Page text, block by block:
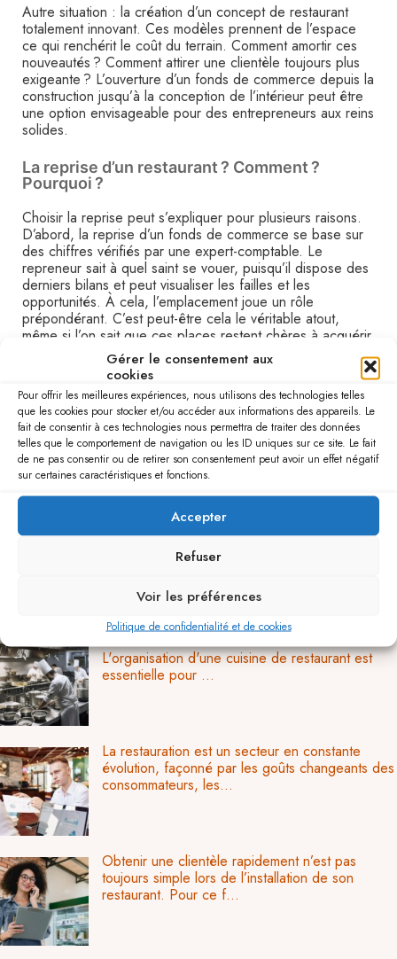
Gérer le consentement aux
cookies
Pour offrir les meilleures expériences, nous utilisons des technologies telles
que les cookies pour stocker et/ou accéder aux informations des appareils. Le
fait de consentir à ces technologies nous permettra de traiter des données
telles que le comportement de navigation ou les ID uniques sur ce site. Le fait
de ne pas consentir ou de retirer son consentement peut avoir un effet négatif
sur certaines caractéristiques et fonctions.
Accepter
Refuser
Voir les préférences
Politique de confidentialité et de cookies
Autre situation : la création d’un concept de restaurant
totalement innovant. Ces modèles prennent de l’espace
ce qui renchérit le coût du terrain. Comment amortir ces
nouveautés ? Comment attirer une clientèle toujours plus
exigeante ? L’ouverture d’un fonds de commerce depuis la
construction jusqu’à la conception de l’intérieur peut être
une option envisageable pour des entrepreneurs aux reins
solides.
La reprise d’un restaurant ? Comment ?
Pourquoi ?
Choisir la reprise peut s’expliquer pour plusieurs raisons.
D’abord, la reprise d’un fonds de commerce se base sur
des chiffres vérifiés par une expert-comptable. Le
repreneur sait à quel saint se vouer, puisqu’il dispose des
derniers bilans et peut visualiser les failles et les
opportunités. À cela, l’emplacement joue un rôle
prépondérant. C’est peut-être cela le véritable atout,
même si l’on sait que ces places restent chères à acquérir.
Quoi qu’il en soit, il appartient au repreneur de s’attarder
sur un ciblage précis de son affaire recherchée. En effet,
de nombreuses existent sur le marché, mais la plupart
éprouvent des difficultés à générer un bénéfice à la fin de
l’année.
Pour ouvrir son exploitation CHR (café, hôtel,
restaurant), il est nécessaire de disposer du
matériel adéquat. Or, ...
La cuisine est le cœur d'un restaurant .
L'organisation d'une cuisine de restaurant est
essentielle pour ...
La restauration est un secteur en constante
évolution, façonné par les goûts changeants des
consommateurs, les...
Obtenir une clientèle rapidement n’est pas
toujours simple lors de l’installation de son
restaurant. Pour ce f...